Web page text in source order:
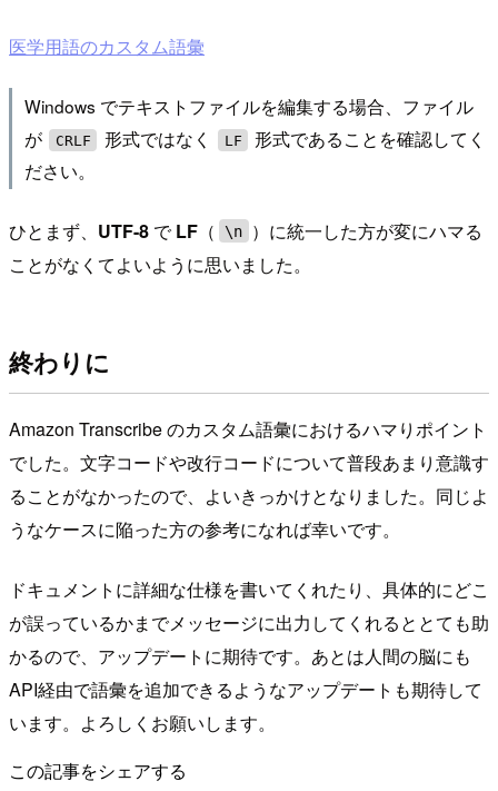
医学用語のカスタム語彙
Windows でテキストファイルを編集する場合、ファイル
が
CRLF 形式ではなく LF
形式であることを確認してく
ださい。
ひとまず、 UTF-8 でLF （ \n
）に統一した方が変にハマる
ことがなくてよいように思いました。
終わりに
Amazon Transcribe のカスタム語彙におけるハマりポイント
でした。文字コードや改行コードについて普段あまり意識す
ることがなかったので、よいきっかけとなりました。同じよ
うなケースに陥った方の参考になれば幸いです。
ドキュメントに詳細な仕様を書いてくれたり、具体的にどこ
が誤っているかまでメッセージに出力してくれるととても助
かるので、アップデートに期待です。あとは人間の脳にも
API経由で語彙を追加できるようなアップデートも期待して
います。よろしくお願いします。
この記事をシェアする